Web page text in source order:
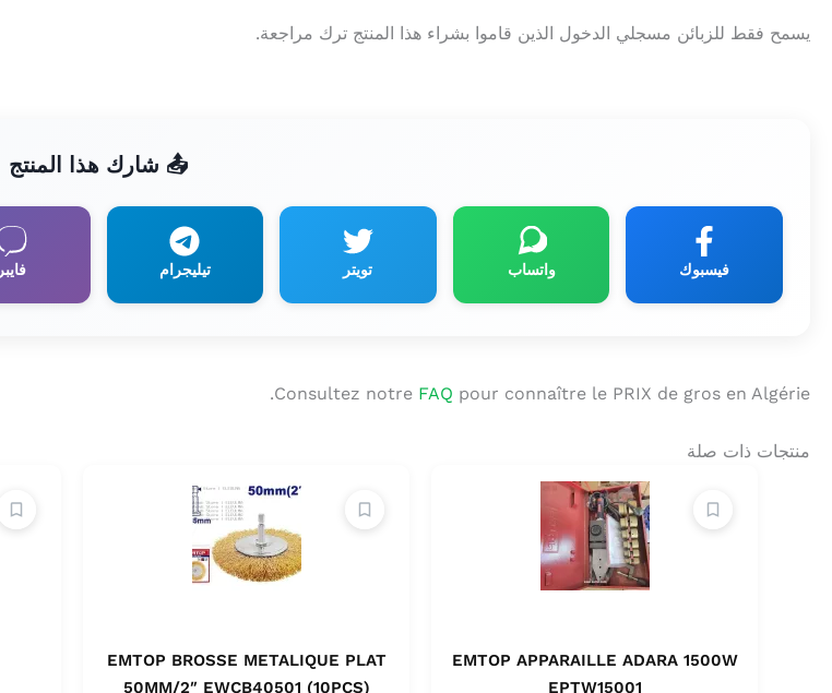
يسمح فقط للزبائن مسجلي الدخول الذين قاموا بشراء هذا المنتج ترك مراجعة.
📤 شارك هذا المنتج
فيسبوك واتساب تويتر تيليجرام فايبر
Consultez notre FAQ pour connaître le PRIX de gros en Algérie.
منتجات ذات صلة
EMTOP APPARAILLE ADARA 1500W
EPTW15001
EMTOP BROSSE METALIQUE PLAT
50MM/2″ EWCB40501 (10PCS)